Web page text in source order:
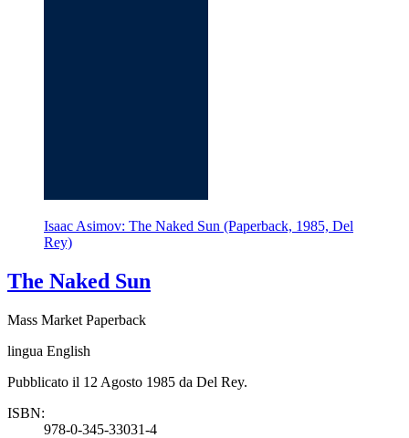
Isaac Asimov: The Naked Sun (Paperback, 1985, Del
Rey)
The Naked Sun
Mass Market Paperback
lingua English
Pubblicato il 12 Agosto 1985 da Del Rey.
ISBN:
978-0-345-33031-4